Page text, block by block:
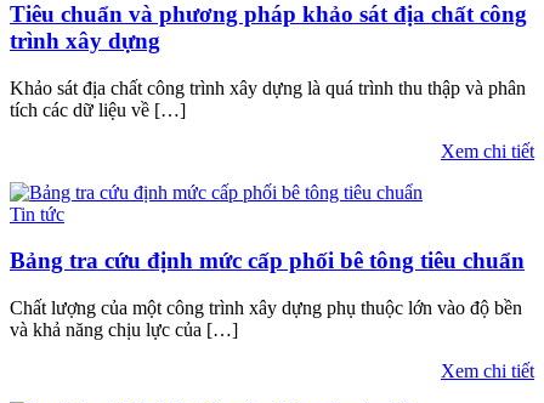
Tiêu chuẩn và phương pháp khảo sát địa chất công
trình xây dựng​
Khảo sát địa chất công trình xây dựng là quá trình thu thập và phân
tích các dữ liệu về […]
Xem chi tiết
Tin tức
Bảng tra cứu định mức cấp phối bê tông tiêu chuẩn
Chất lượng của một công trình xây dựng phụ thuộc lớn vào độ bền
và khả năng chịu lực của […]
Xem chi tiết